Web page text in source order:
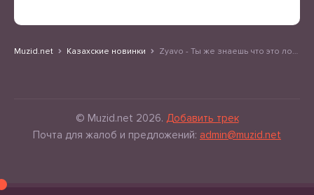
Muzid.net Казахские новинки Zyavo - Ты же знаешь что это ложь (Deep House Vocal Mix)
© Muzid.net 2026. Добавить трек
Почта для жалоб и предложений: admin@muzid.net